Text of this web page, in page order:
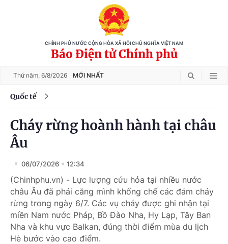
CHÍNH PHỦ NƯỚC CỘNG HÒA XÃ HỘI CHỦ NGHĨA VIỆT NAM
Báo Điện tử Chính phủ
Thứ năm, 6/8/2026 MỚI NHẤT
Quốc tế
Cháy rừng hoành hành tại châu
Âu
06/07/2026 12:34
(Chinhphu.vn) - Lực lượng cứu hỏa tại nhiều nước
châu Âu đã phải căng mình khống chế các đám cháy
rừng trong ngày 6/7. Các vụ cháy được ghi nhận tại
miền Nam nước Pháp, Bồ Đào Nha, Hy Lạp, Tây Ban
Nha và khu vực Balkan, đúng thời điểm mùa du lịch
Hè bước vào cao điểm.